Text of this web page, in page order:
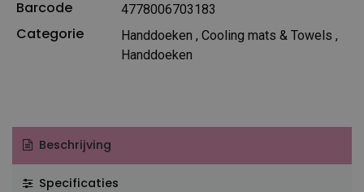
Barcode 4778006703183
Categorie Handdoeken , Cooling mats & Towels ,
Handdoeken
Beschrijving
Specificaties